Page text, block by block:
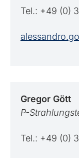
Tel.: +49 (0)
Gregor Gött
P-
Tel.: +49 (0)